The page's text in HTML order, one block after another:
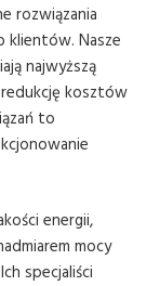
rozwiązania
Nasze
najwyższą
redukcję kosztów
to
energii,
mocy
specjaliści